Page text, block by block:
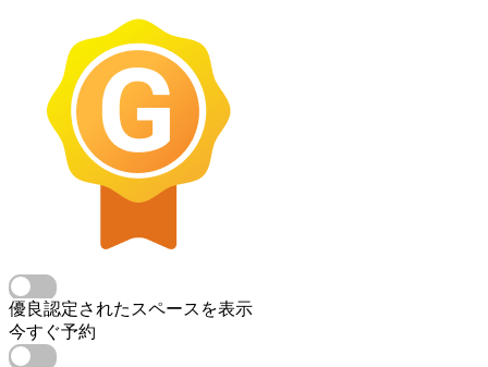
優良認定されたスペースを表示
今すぐ予約